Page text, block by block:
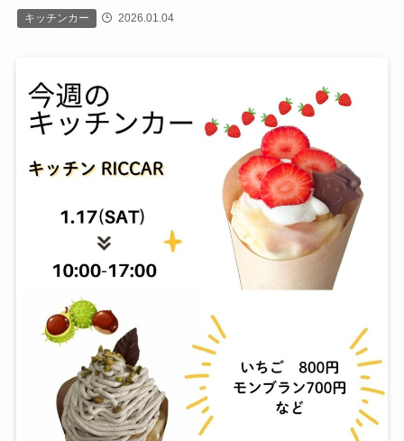
キッチンカー 2026.01.04